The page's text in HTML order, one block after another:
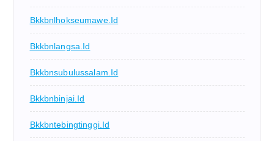
Bkkbnlhokseumawe.id
Bkkbnlangsa.id
Bkkbnsubulussalam.id
Bkkbnbinjai.id
Bkkbntebingtinggi.id